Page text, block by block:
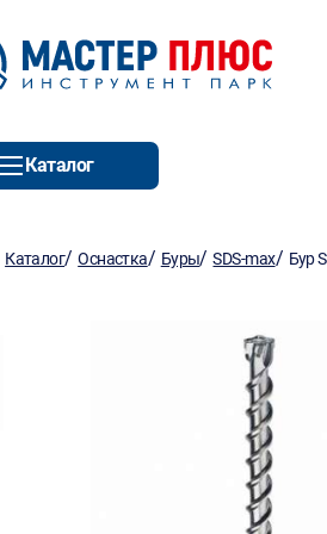
Каталог
Каталог/Оснастка/ Буры/SDS-max/ Бур